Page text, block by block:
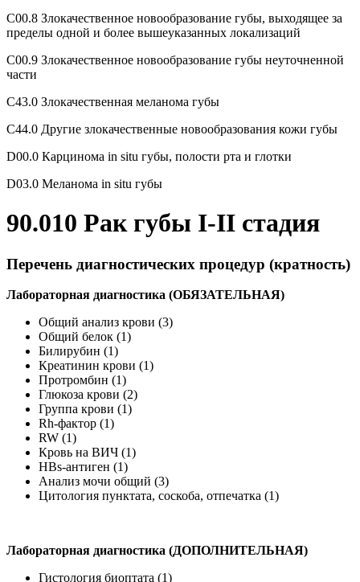
C00.8 Злокачественное новообразование губы, выходящее за
пределы одной и более вышеуказанных локализаций
C00.9 Злокачественное новообразование губы неуточненной
части
C43.0 Злокачественная меланома губы
C44.0 Другие злокачественные новообразования кожи губы
D00.0 Карцинома in situ губы, полости рта и глотки
D03.0 Меланома in situ губы
90.010 Рак губы I-II стадия
Перечень диагностических процедур (кратность)
Лабораторная диагностика (ОБЯЗАТЕЛЬНАЯ)
Общий анализ крови (3)
Общий белок (1)
Билирубин (1)
Креатинин крови (1)
Протромбин (1)
Глюкоза крови (2)
Группа крови (1)
Rh-фактор (1)
RW (1)
Кровь на ВИЧ (1)
HBs-антиген (1)
Анализ мочи общий (3)
Цитология пунктата, соскоба, отпечатка (1)
Лабораторная диагностика (ДОПОЛНИТЕЛЬНАЯ)
Гистология биоптата (1)